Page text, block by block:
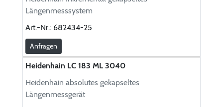
Längenmesssystem
Art.-Nr.: 682434-25
Anfragen
Heidenhain LC 183 ML 3040
Heidenhain absolutes gekapseltes
Längenmessgerät